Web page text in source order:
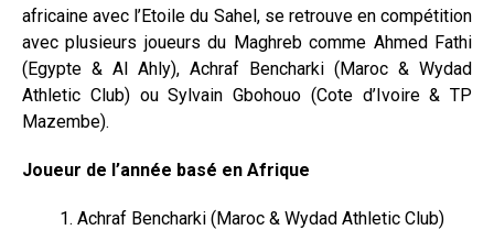
africaine avec l’Etoile du Sahel, se retrouve en compétition
avec plusieurs joueurs du Maghreb comme Ahmed Fathi
(Egypte & Al Ahly), Achraf Bencharki (Maroc & Wydad
Athletic Club) ou Sylvain Gbohouo (Cote d’Ivoire & TP
Mazembe).
Joueur de l’année basé en Afrique
Achraf Bencharki (Maroc & Wydad Athletic Club)